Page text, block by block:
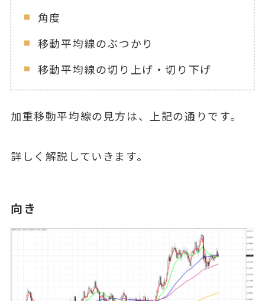
角度
移動平均線のぶつかり
移動平均線の切り上げ・切り下げ
加重移動平均線の見方は、上記の通りです。
詳しく解説していきます。
向き